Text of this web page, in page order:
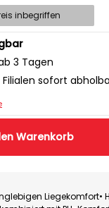
inbegriffen
3 Tagen
Filialen sofort
Warenkorb
Liegekomfort•